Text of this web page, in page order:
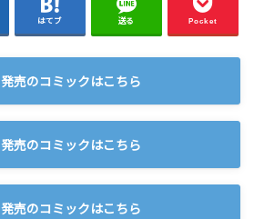
はてブ 送る Pocket
発売のコミックはこちら
発売のコミックはこちら
発売のコミックはこちら